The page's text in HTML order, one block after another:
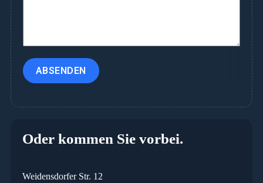
ABSENDEN
Oder kommen Sie vorbei.
Weidensdorfer Str. 12